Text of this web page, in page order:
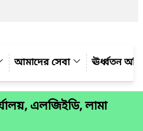
আমাদের সেবা ঊর্ধ্বতন
এলজিইডি, লামা